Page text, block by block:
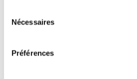
Nécessaires
Préférences
PROJET
SOMMET
MARDI